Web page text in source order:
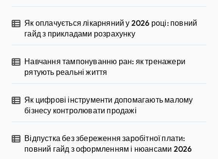
и
і
в
Як оплачується лікарняний у 2026 році: повний
гайд з прикладами розрахунку
Навчання тампонуванню ран: як тренажери
рятують реальні життя
Як цифрові інструменти допомагають малому
бізнесу контролювати продажі
Відпустка без збереження заробітної плати:
повний гайд з оформленням і нюансами 2026